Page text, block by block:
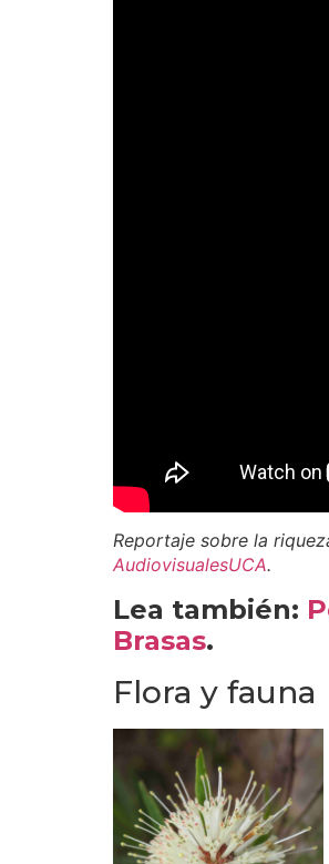
Reportaje sobre la
AudiovisualesUCA.
Lea también:
Brasas.
Flora y fauna